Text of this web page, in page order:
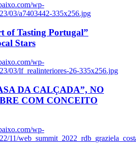
wp-
03/a7403442-335x256.jpg
of Tasting Portugal”
Stars
wp-
03/lf_realinteriores-26-335x256.jpg
DA CALÇADA”, NO
COM CONCEITO
wp-
11/